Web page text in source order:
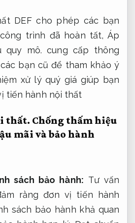
DEF cho phép các bạn
trình đã hoàn tất, Áp
quy mô. cung cấp thông
bạn cũ để tham khảo ý
xử lý quý giá giúp bạn
tiến hành nội thất
thất. Chống thấm hiệu
mãi và bảo hành
sách bảo hành: Tư vấn
rằng đơn vị tiến hành
sách bảo hành khả quan